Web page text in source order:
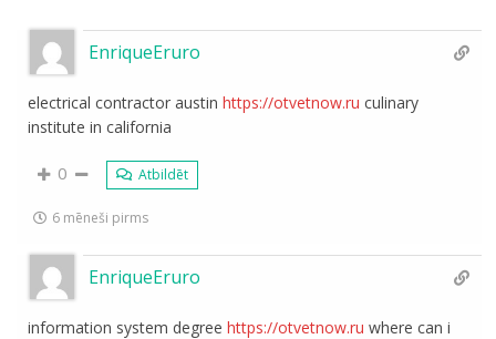
EnriqueEruro
electrical contractor austinhttps://otvetnow.ru culinary
institute in california
0 Atbildēt
6 mēneši pirms
EnriqueEruro
information system degreehttps://otvetnow.ru where can i